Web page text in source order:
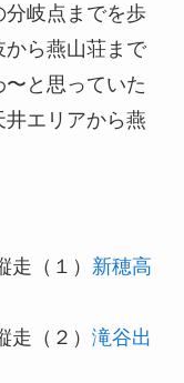
分岐点までを歩
から燕山荘まで
と思っていた
エリアから燕
（１） 新穂高
（２） 滝谷出